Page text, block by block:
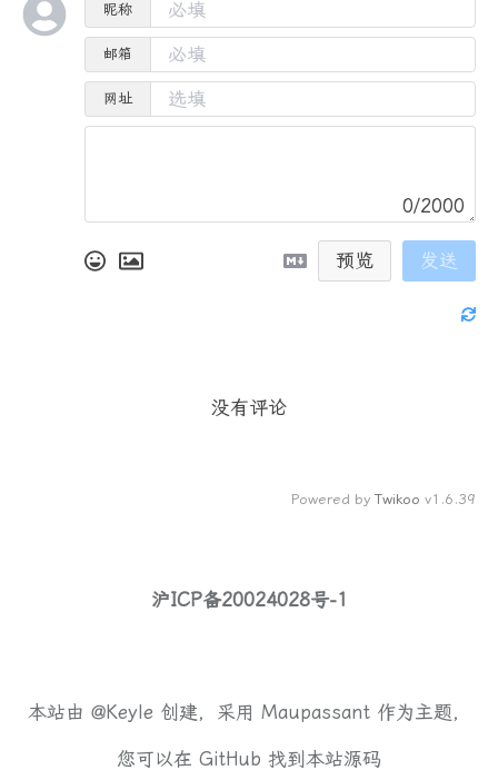
昵称
邮箱
网址
0/2000
预览 发送
没有评论
Powered by Twikoo v1.6.39
沪ICP备20024028号-1
本站由 @Keyle 创建，采用 Maupassant作为主题，
您可以在 GitHub 找到本站源码